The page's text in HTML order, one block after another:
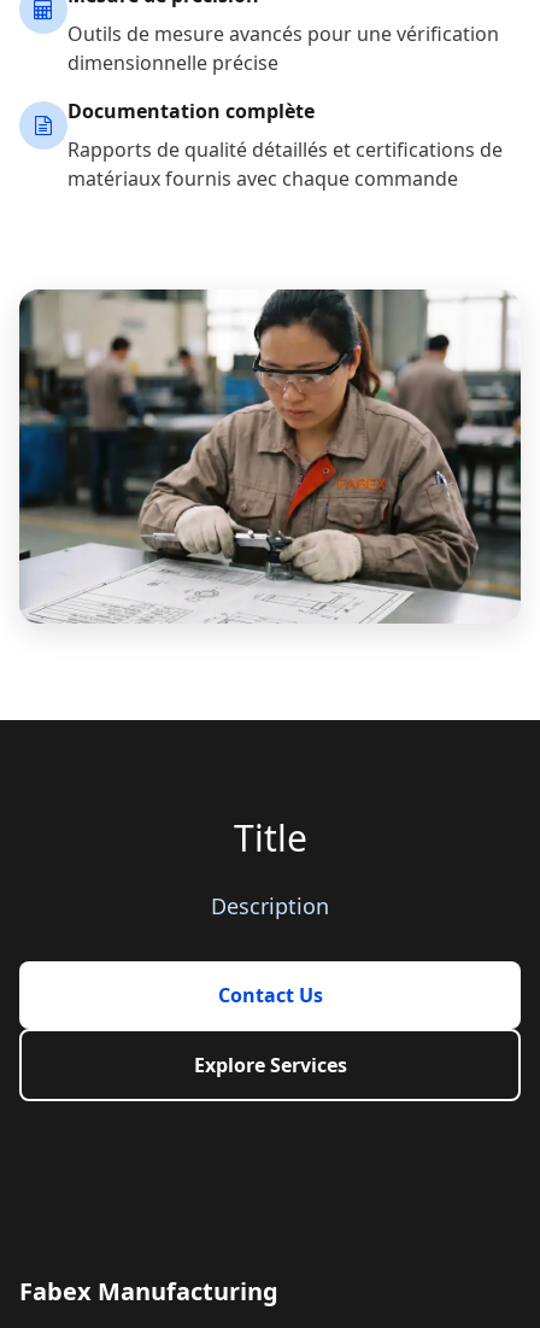
Outils de mesure avancés pour une vérification
dimensionnelle précise
Documentation complète
Rapports de qualité détaillés et certifications de
matériaux fournis avec chaque commande
Title
Description
Contact Us
Explore Services
Fabex Manufacturing